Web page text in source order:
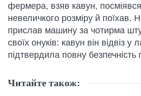
фермера, взяв кавун,
невеличкого розміру й поїхав.
прислав машину за чотирма
своїх онуків: кавун він відвіз у
підтвердила повну безпечність
Читайте також: